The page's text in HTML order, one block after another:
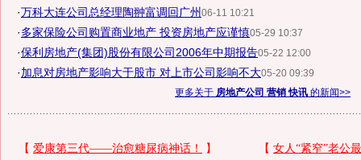
·万科大连公司总经理陶翀富调回广州 06-11 10:21
·多家保险公司购置商业地产 投资房地产应谨慎05-29 10:37
·保利房地产(集团)股份有限公司2006年中期报告05-22 12:00
·加息对房地产影响大于股市 对上市公司影响不大05-20 09:39
更多关于 房地产公司 营销 快讯 的新闻>>